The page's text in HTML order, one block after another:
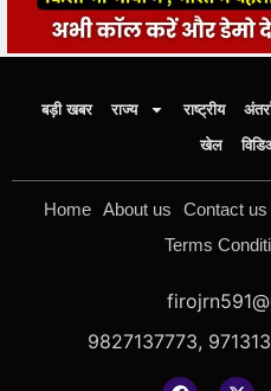
बड़ी खबर राज्य राष्ट्रीय
खेल
Home About us Contact us
Terms
9827137773,